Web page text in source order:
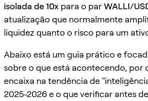
isolada de 10x para o parWALLI/
atualização que normalmente
liquidez quanto o risco para um
Abaixo está um guia prático e
sobre o que está acontecendo, por
encaixa na tendência de
2025-2026 e o que verificar antes